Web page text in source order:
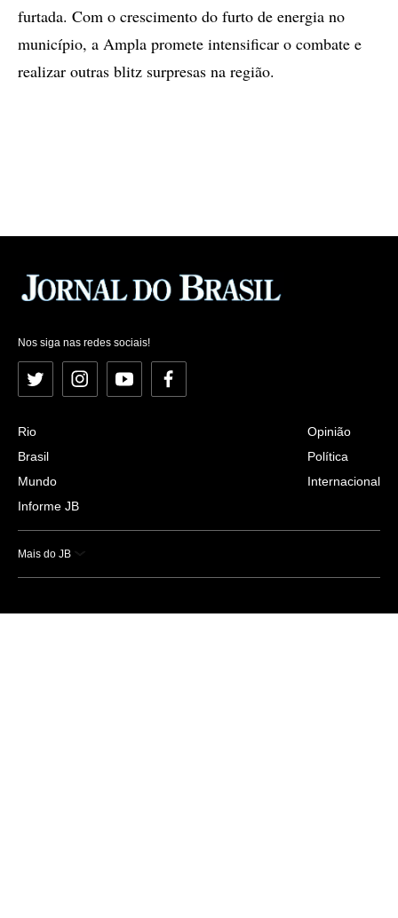
furtada. Com o crescimento do furto de energia no
município, a Ampla promete intensificar o combate e
realizar outras blitz surpresas na região.
Nos siga nas redes sociais!
Twitter InstagramYouTubeFacebook
Rio
Brasil
Mundo
Informe JB
Opinião
Política
Internacional
Mais do JB
Esportes